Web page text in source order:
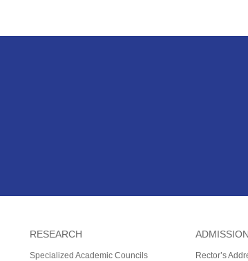
RESEARCH
Specialized Academic Councils
ADMISSION
Rector’s